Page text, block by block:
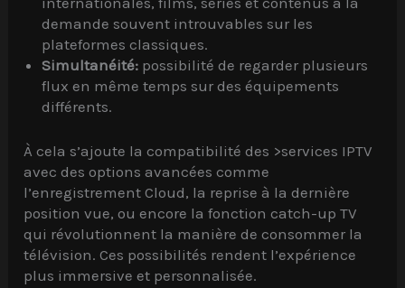
demande souvent introuvables sur les
plateformes classiques.
Simultanéité: possibilité de regarder plusieurs
flux en même temps sur des équipements
différents.
À cela s’ajoute la compatibilité des >services IPTV
avec des options avancées comme
l’enregistrement Cloud, la reprise à la dernière
position vue, ou encore la fonction catch-up TV
qui révolutionnent la manière de consommer la
télévision. Ces possibilités rendent l’expérience
plus immersive et personnalisée.